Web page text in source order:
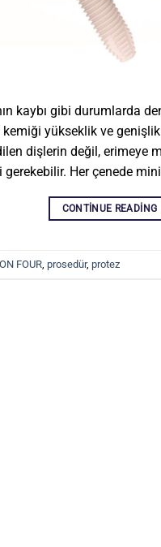
kaybı gibi durumlarda
kemiği yükseklik ve
dişlerin değil, erimeye
gerekebilir. Her çenede
CONTINUE READING
FOUR prosedür, protez